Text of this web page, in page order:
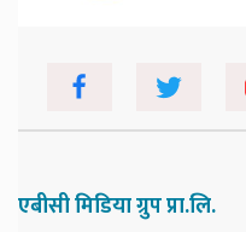
एबीसी मिडिया ग्रुप प्रा.लि.